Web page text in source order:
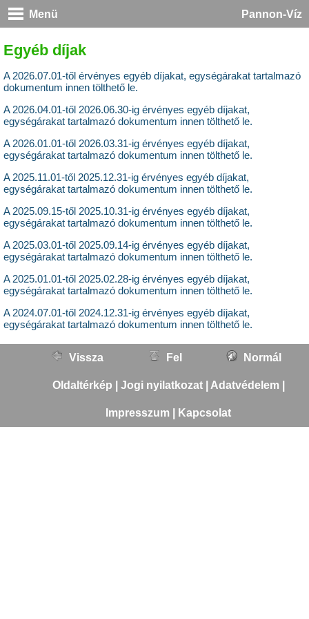
Menü Pannon-Víz
Egyéb díjak
A 2026.07.01-től érvényes egyéb díjakat, egységárakat tartalmazó
dokumentum innen tölthető le.
A 2026.04.01-től 2026.06.30-ig érvényes egyéb díjakat,
egységárakat tartalmazó dokumentum innen tölthető le.
A 2026.01.01-től 2026.03.31-ig érvényes egyéb díjakat,
egységárakat tartalmazó dokumentum innen tölthető le.
A 2025.11.01-től 2025.12.31-ig érvényes egyéb díjakat,
egységárakat tartalmazó dokumentum innen tölthető le.
A 2025.09.15-től 2025.10.31-ig érvényes egyéb díjakat,
egységárakat tartalmazó dokumentum innen tölthető le.
A 2025.03.01-től 2025.09.14-ig érvényes egyéb díjakat,
egységárakat tartalmazó dokumentum innen tölthető le.
A 2025.01.01-től 2025.02.28-ig érvényes egyéb díjakat,
egységárakat tartalmazó dokumentum innen tölthető le.
A 2024.07.01-től 2024.12.31-ig érvényes egyéb díjakat,
egységárakat tartalmazó dokumentum innen tölthető le.
Vissza Fel Normál
Oldaltérkép Jogi nyilatkozat| Adatvédelem|
Impresszum Kapcsolat